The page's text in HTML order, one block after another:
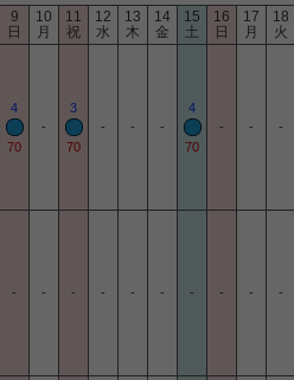
9
日
10
月
11
祝
12
水
13
木
14
金
15
土
16
日
17
月
18
火
4
70
-
3
70
- - -
4
70
- - -
- - - - - - - - - -